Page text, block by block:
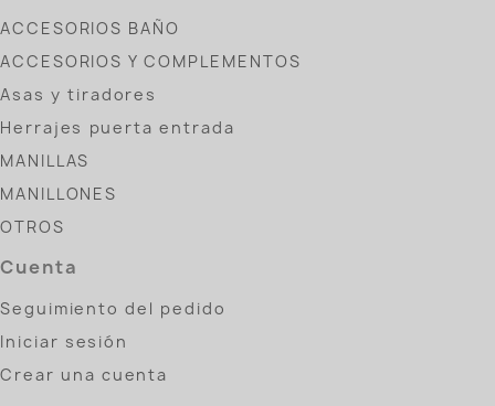
ACCESORIOS BAÑO
ACCESORIOS Y COMPLEMENTOS
Asas y tiradores
Herrajes puerta entrada
MANILLAS
MANILLONES
OTROS
Cuenta
Seguimiento del pedido
Iniciar sesión
Crear una cuenta